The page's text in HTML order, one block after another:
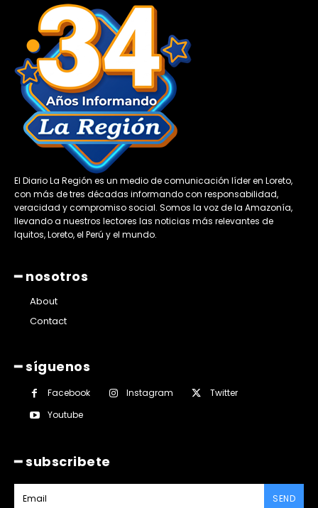
El Diario La Región es un medio de comunicación líder en Loreto,
con más de tres décadas informando con responsabilidad,
veracidad y compromiso social. Somos la voz de la Amazonía,
llevando a nuestros lectores las noticias más relevantes de
Iquitos, Loreto, el Perú y el mundo.
━ nosotros
About
Contact
━ síguenos
Facebook Instagram
Twitter
Youtube
━ subscribete
SEND